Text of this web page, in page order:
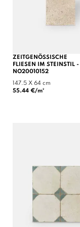
ZEITGENÖSSISCHE
FLIESEN IM STEINSTIL -
NO20010152
147.5 X 64 cm
55.44 €/m²